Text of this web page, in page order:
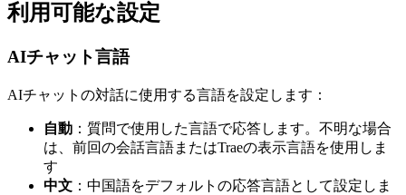
利用可能な設定
AIチャット言語
AIチャットの対話に使用する言語を設定します：
自動 ：質問で使用した言語で応答します。不明な場合
は、前回の会話言語またはTraeの表示言語を使用しま
す
中文 ：中国語をデフォルトの応答言語として設定しま